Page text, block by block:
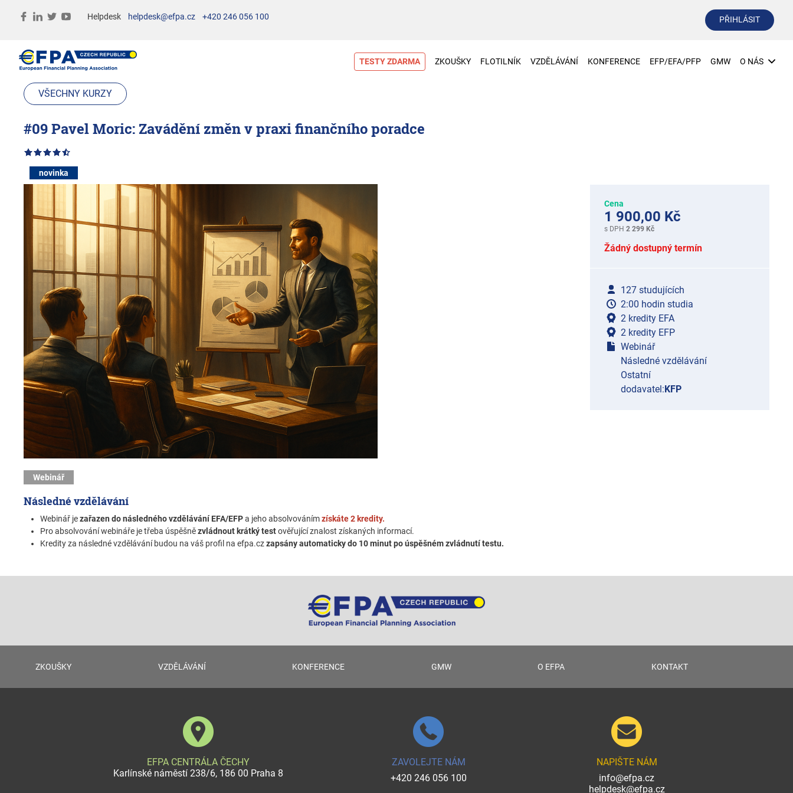
Helpdesk helpdesk@efpa.cz +420 246 056 100 PŘIHLÁSIT
TESTY ZDARMA ZKOUŠKY FLOTILNÍK VZDĚLÁVÁNÍ KONFERENCE EFP/EFA/PFP GMW O NÁS
VŠECHNY KURZY
#09 Pavel Moric: Zavádění změn v praxi finančního poradce
novinka
Webinář
Následné vzdělávání
Webinář jezařazen do následného vzdělávání EFA/EFPa jeho absolvovánímzískáte 2 kredity.
Pro absolvování webináře je třeba úspěšnězvládnout krátký testověřující znalost získaných informací.
Kredity za následné vzdělávání budou na váš profil na efpa.czzapsány automaticky do 10 minut po úspěšném zvládnutí testu.
Cena
1 900,00 Kč
s DPH 2 299 Kč
Žádný dostupný termín
127 studujících
2:00 hodin studia
2 kredity EFA
2 kredity EFP
Webinář
Následné vzdělávání
Ostatní
dodavatel:KFP
ZKOUŠKY VZDĚLÁVÁNÍ KONFERENCE GMW O EFPA KONTAKT
EFPA CENTRÁLA ČECHY
Karlínské náměstí 238/6, 186 00 Praha 8
ZAVOLEJTE NÁM
+420 246 056 100
NAPIŠTE NÁM
info@efpa.cz
helpdesk@efpa.cz